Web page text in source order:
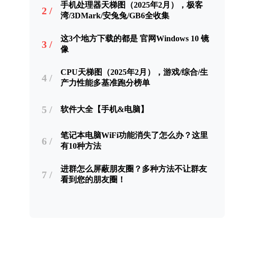
2 /
手机处理器天梯图（2025年2月），极客
湾/3DMark/安兔兔/GB6全收集
3 /
这3个地方下载的都是 官网Windows 10 镜
像
4 /
CPU天梯图（2025年2月），游戏/综合/生
产力性能多基准跑分榜单
5 / 软件大全【手机&电脑】
6 /
笔记本电脑WiFi功能消失了怎么办？这里
有10种方法
7 /
进群怎么屏蔽朋友圈？多种方法不让群友
看到您的朋友圈！